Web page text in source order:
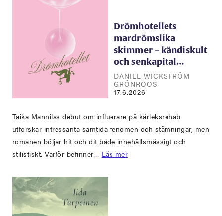
Drömhotellets
mardrömslika
skimmer – kändiskult
och senkapital…
DANIEL WICKSTRÖM
GRÖNROOS
17.6.2026
Taika Mannilas debut om influerare på kärleksrehab
utforskar intressanta samtida fenomen och stämningar, men
romanen böljar hit och dit både innehållsmässigt och
stilistiskt. Varför befinner… Läs mer